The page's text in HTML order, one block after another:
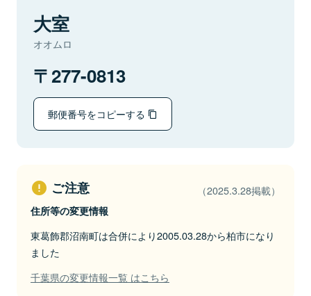
大室
オオムロ
277-0813
郵便番号をコピーする
ご注意 （2025.3.28掲載）
住所等の変更情報
東葛飾郡沼南町は合併により2005.03.28から柏市になり
ました
千葉県の変更情報一覧 はこちら